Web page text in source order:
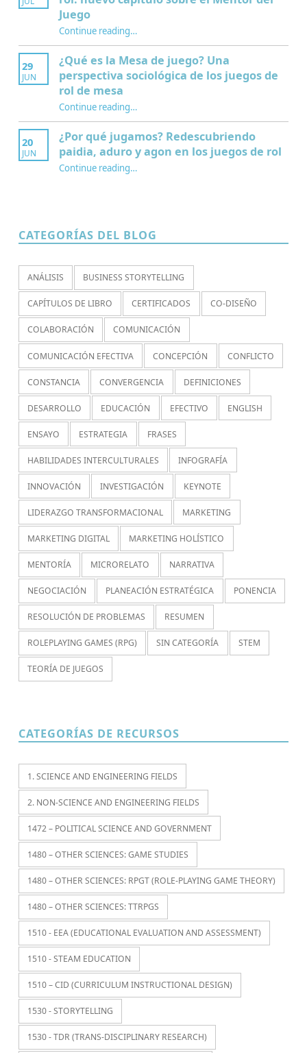
Juego
Continue reading“Interculturalidad, educación y juegos de rol: nuevo capítulo sobre el Mentor del Juego”
…
29
JUN
¿Qué es la Mesa de juego? Una
perspectiva sociológica de los juegos de
rol de mesa
Continue reading“¿Qué es la Mesa de juego? Una perspectiva sociológica de los juegos de rol de mesa”
…
20
JUN
¿Por qué jugamos? Redescubriendo
paidia, aduro y agon en los juegos de rol
Continue reading“¿Por qué jugamos? Redescubriendo paidia, aduro y agon en los juegos de rol”
…
CATEGORÍAS DEL BLOG
ANÁLISIS BUSINESS STORYTELLING
CAPÍTULOS DE LIBRO CERTIFICADOS CO-DISEÑO
COLABORACIÓN COMUNICACIÓN
COMUNICACIÓN EFECTIVA CONCEPCIÓN CONFLICTO
CONSTANCIA CONVERGENCIA DEFINICIONES
DESARROLLO EDUCACIÓN EFECTIVO ENGLISH
ENSAYO ESTRATEGIA FRASES
HABILIDADES INTERCULTURALES INFOGRAFÍA
INNOVACIÓN INVESTIGACIÓN KEYNOTE
LIDERAZGO TRANSFORMACIONAL MARKETING
MARKETING DIGITAL MARKETING HOLÍSTICO
MENTORÍA MICRORELATO NARRATIVA
NEGOCIACIÓN PLANEACIÓN ESTRATÉGICA PONENCIA
RESOLUCIÓN DE PROBLEMAS RESUMEN
ROLEPLAYING GAMES (RPG) SIN CATEGORÍA STEM
TEORÍA DE JUEGOS
CATEGORÍAS DE RECURSOS
1. SCIENCE AND ENGINEERING FIELDS
2. NON-SCIENCE AND ENGINEERING FIELDS
1472 – POLITICAL SCIENCE AND GOVERNMENT
1480 – OTHER SCIENCES: GAME STUDIES
1480 – OTHER SCIENCES: RPGT (ROLE-PLAYING GAME THEORY)
1480 – OTHER SCIENCES: TTRPGS
1510 - EEA (EDUCATIONAL EVALUATION AND ASSESSMENT)
1510 - STEAM EDUCATION
1510 – CID (CURRICULUM INSTRUCTIONAL DESIGN)
1530 - STORYTELLING
1530 - TDR (TRANS-DISCIPLINARY RESEARCH)